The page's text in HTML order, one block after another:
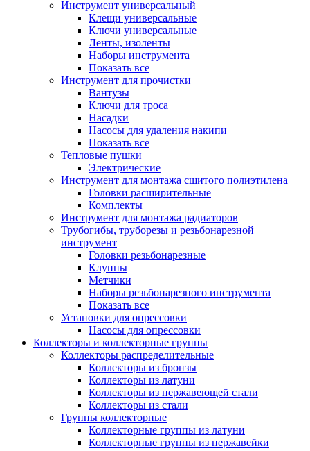
Инструмент универсальный
Клещи универсальные
Ключи универсальные
Ленты, изоленты
Наборы инструмента
Показать все
Инструмент для прочистки
Вантузы
Ключи для троса
Насадки
Насосы для удаления накипи
Показать все
Тепловые пушки
Электрические
Инструмент для монтажа сшитого полиэтилена
Головки расширительные
Комплекты
Инструмент для монтажа радиаторов
Трубогибы, труборезы и резьбонарезной
инструмент
Головки резьбонарезные
Клуппы
Метчики
Наборы резьбонарезного инструмента
Показать все
Установки для опрессовки
Насосы для опрессовки
Коллекторы и коллекторные группы
Коллекторы распределительные
Коллекторы из бронзы
Коллекторы из латуни
Коллекторы из нержавеющей стали
Коллекторы из стали
Группы коллекторные
Коллекторные группы из латуни
Коллекторные группы из нержавейки